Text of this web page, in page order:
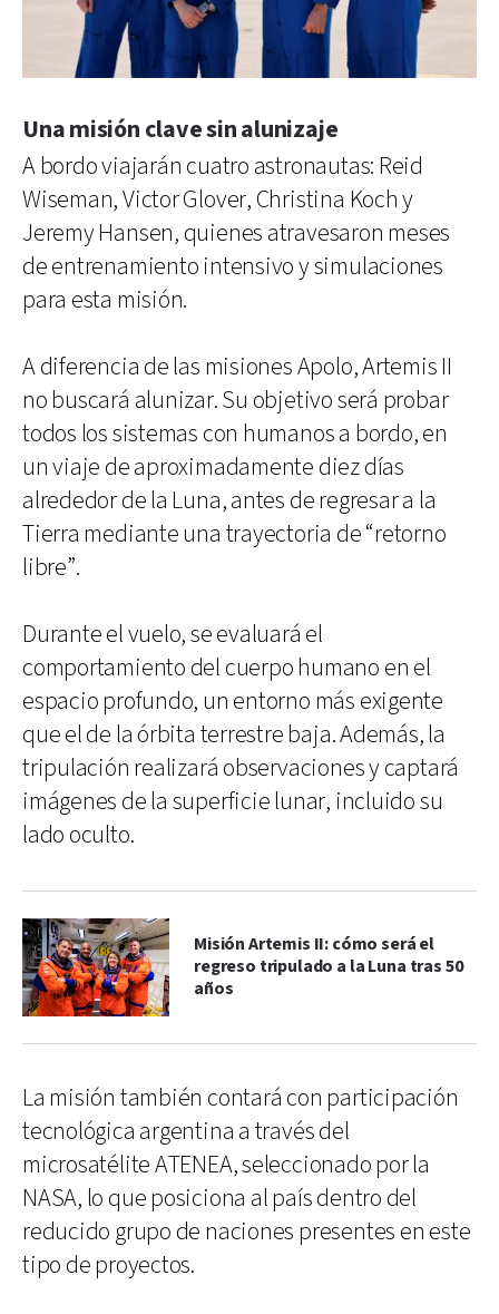
Una misión clave sin alunizaje
A bordo viajarán cuatro astronautas: Reid
Wiseman, Victor Glover, Christina Koch y
Jeremy Hansen, quienes atravesaron meses
de entrenamiento intensivo y simulaciones
para esta misión.
A diferencia de las misiones Apolo, Artemis II
no buscará alunizar. Su objetivo será probar
todos los sistemas con humanos a bordo, en
un viaje de aproximadamente diez días
alrededor de la Luna, antes de regresar a la
Tierra mediante una trayectoria de “retorno
libre”.
Durante el vuelo, se evaluará el
comportamiento del cuerpo humano en el
espacio profundo, un entorno más exigente
que el de la órbita terrestre baja. Además, la
tripulación realizará observaciones y captará
imágenes de la superficie lunar, incluido su
lado oculto.
Misión Artemis II: cómo será el
regreso tripulado a la Luna tras 50
años
La misión también contará con participación
tecnológica argentina a través del
microsatélite ATENEA, seleccionado por la
NASA, lo que posiciona al país dentro del
reducido grupo de naciones presentes en este
tipo de proyectos.